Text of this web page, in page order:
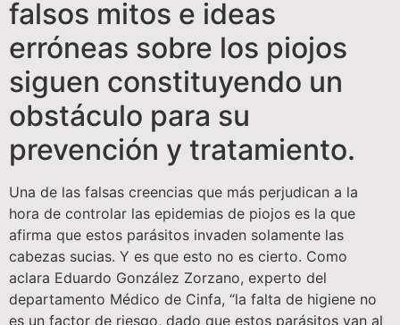
falsos mitos e ideas
erróneas sobre los piojos
siguen constituyendo un
obstáculo para su
prevención y tratamiento.
Una de las falsas creencias que más perjudican a la
hora de controlar las epidemias de piojos es la que
afirma que estos parásitos invaden solamente las
cabezas sucias. Y es que esto no es cierto. Como
aclara Eduardo González Zorzano, experto del
departamento Médico de Cinfa, “la falta de higiene no
es un factor de riesgo, dado que estos parásitos van al